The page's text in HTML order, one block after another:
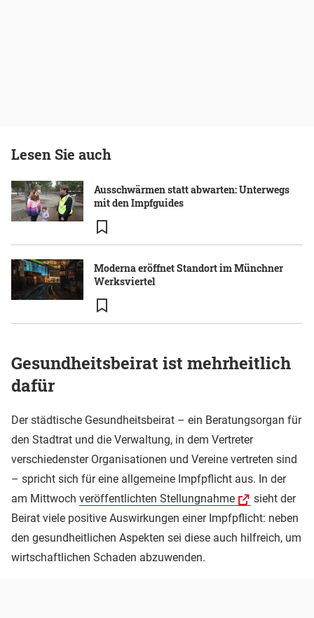
Lesen Sie auch
Ausschwärmen statt abwarten: Unterwegs
mit den Impfguides
Moderna eröffnet Standort im Münchner
Werksviertel
Gesundheitsbeirat ist mehrheitlich
dafür
Der städtische Gesundheitsbeirat – ein Beratungsorgan für
den Stadtrat und die Verwaltung, in dem Vertreter
verschiedenster Organisationen und Vereine vertreten sind
– spricht sich für eine allgemeine Impfpflicht aus. In der
am Mittwoch veröffentlichten Stellungnahme
sieht der
Beirat viele positive Auswirkungen einer Impfpflicht: neben
den gesundheitlichen Aspekten sei diese auch hilfreich, um
wirtschaftlichen Schaden abzuwenden.